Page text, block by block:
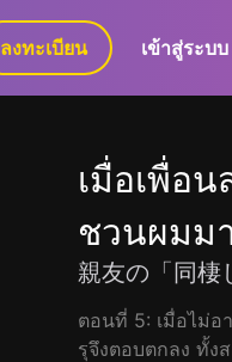
GaLa+
ลงทะเบียน เข้าสู่ระบบ
เมื่อเพื่อ
ชวนผมม
親友の「同棲
ตอนที่ 5: เมื่อไม่อ
รุจึงตอบตกลง ทั้ง